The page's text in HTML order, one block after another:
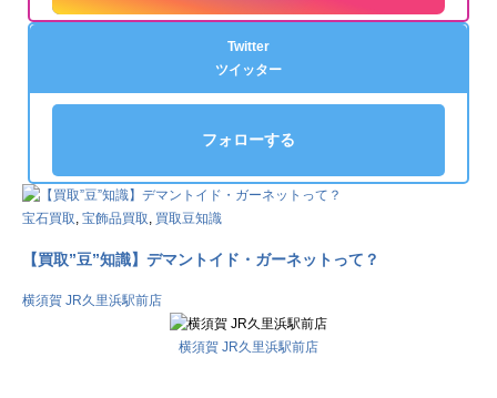
Twitter
ツイッター
フォローする
宝石買取, 宝飾品買取, 買取豆知識
【買取”豆”知識】デマントイド・ガーネットって？
横須賀 JR久里浜駅前店
横須賀 JR久里浜駅前店